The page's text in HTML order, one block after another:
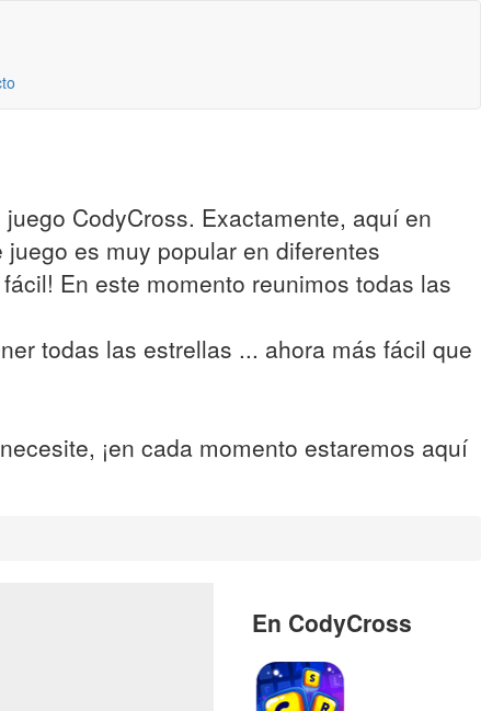
CodyCross. Exactamente, aquí en
es muy popular en diferentes
En este momento reunimos todas las
todas las estrellas ... ahora más fácil que
¡en cada momento estaremos aquí
En CodyCross